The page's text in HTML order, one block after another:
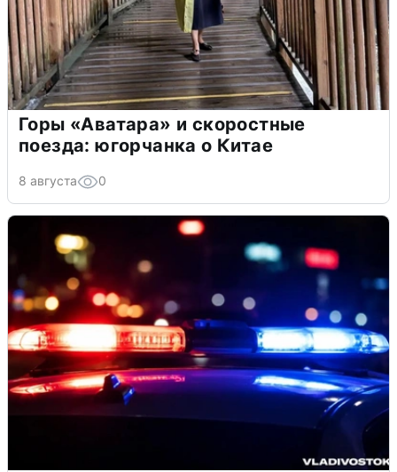
Горы «Аватара» и скоростные
поезда: югорчанка о Китае
8 августа 0